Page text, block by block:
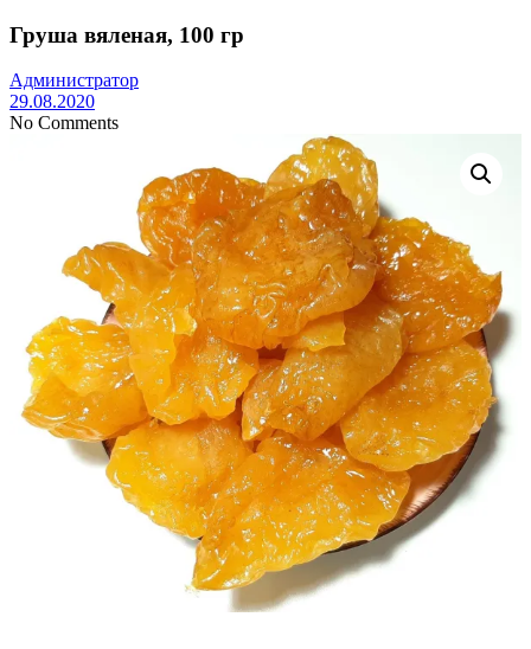
Груша вяленая, 100 гр
Администратор
29.08.2020
No Comments